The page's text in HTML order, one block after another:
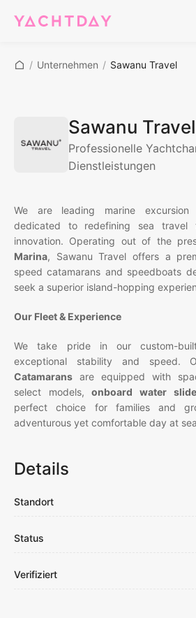
/ Unternehmen / Sawanu Travel
Sawanu Travel
Professionelle
Dienstleistungen
We are leading marine
dedicated to redefining sea travel
innovation. Operating out of the
Marina, Sawanu Travel offers a
speed catamarans and speedboats
seek a superior island-hopping
Our Fleet & Experience
We take pride in our custom-
exceptional stability and speed.
Catamarans are equipped with
select models,onboard water
perfect choice for families and
adventurous yet comfortable day at
Details
Standort
Status
Verifiziert